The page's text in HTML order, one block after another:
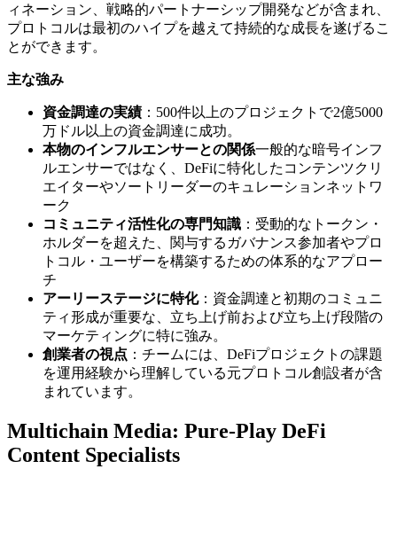
ィネーション、戦略的パートナーシップ開発などが含まれ、
プロトコルは最初のハイプを越えて持続的な成長を遂げるこ
とができます。
主な強み
資金調達の実績 ：500件以上のプロジェクトで2億5000
万ドル以上の資金調達に成功。
本物のインフルエンサーとの関係一般的な暗号インフ
ルエンサーではなく、DeFiに特化したコンテンツクリ
エイターやソートリーダーのキュレーションネットワ
ーク
コミュニティ活性化の専門知識 ：受動的なトークン・
ホルダーを超えた、関与するガバナンス参加者やプロ
トコル・ユーザーを構築するための体系的なアプロー
チ
アーリーステージに特化：資金調達と初期のコミュニ
ティ形成が重要な、立ち上げ前および立ち上げ段階の
マーケティングに特に強み。
創業者の視点 ：チームには、DeFiプロジェクトの課題
を運用経験から理解している元プロトコル創設者が含
まれています。
Multichain Media: Pure-Play DeFi
Content Specialists